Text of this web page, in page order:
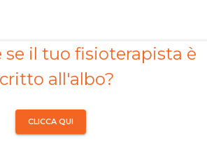
se il tuo fisioterapista è
all'albo?
CLICCA QUI